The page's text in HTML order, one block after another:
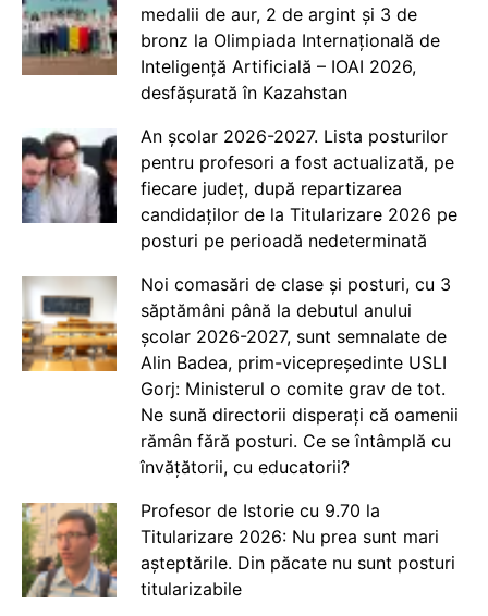
medalii de aur, 2 de argint și 3 de
bronz la Olimpiada Internațională de
Inteligență Artificială – IOAI 2026,
desfășurată în Kazahstan
An școlar 2026-2027. Lista posturilor
pentru profesori a fost actualizată, pe
fiecare județ, după repartizarea
candidaților de la Titularizare 2026 pe
posturi pe perioadă nedeterminată
Noi comasări de clase și posturi, cu 3
săptămâni până la debutul anului
școlar 2026-2027, sunt semnalate de
Alin Badea, prim-vicepreședinte USLI
Gorj: Ministerul o comite grav de tot.
Ne sună directorii disperați că oamenii
rămân fără posturi. Ce se întâmplă cu
învățătorii, cu educatorii?
Profesor de Istorie cu 9.70 la
Titularizare 2026: Nu prea sunt mari
așteptările. Din păcate nu sunt posturi
titularizabile